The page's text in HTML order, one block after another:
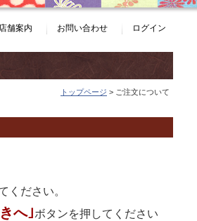
ログイン
お問い合わせ
舗案内
トップページ > ご注文について
ください。
へ｣ボタンを押してください